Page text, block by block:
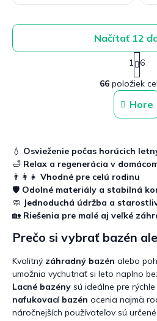
O
v
l
á
d
c
i
e
p
r
v
k
v
p
i
s
u
Načítať 12
S
t
r
á
k
o
n
i
e
1 6
66položiek
Hore
💧 Osvieženie počas horúcich
🛁 Relax a regenerácia v
👨‍👩‍👧 Vhodné pre celú rodinu
🛡️ Odolné materiály a stabilná
🧼 Jednoduchá údržba a
🏡 Riešenia pre malé aj veľké
Prečo si vybrať bazén
Kvalitný záhradný bazén alebo
umožnia vychutnať si leto naplno
Lacné bazény sú ideálne pre
nafukovací bazén ocenia najmä
náročnejších používateľov sú určené